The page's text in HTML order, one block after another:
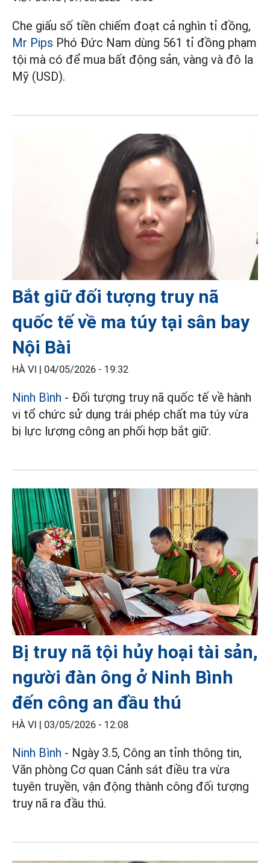
Che giấu số tiền chiếm đoạt cả nghìn tỉ đồng,
Mr Pips Phó Đức Nam dùng 561 tỉ đồng phạm
tội mà có để mua bất động sản, vàng và đô la
Mỹ (USD).
Bắt giữ đối tượng truy nã
quốc tế về ma túy tại sân bay
Nội Bài
HÀ VI | 04/05/2026 - 19:32
Ninh Bình - Đối tượng truy nã quốc tế về hành
vi tổ chức sử dụng trái phép chất ma túy vừa
bị lực lượng công an phối hợp bắt giữ.
Bị truy nã tội hủy hoại tài sản,
người đàn ông ở Ninh Bình
đến công an đầu thú
HÀ VI | 03/05/2026 - 12:08
Ninh Bình - Ngày 3.5, Công an tỉnh thông tin,
Văn phòng Cơ quan Cảnh sát điều tra vừa
tuyên truyền, vận động thành công đối tượng
truy nã ra đầu thú.